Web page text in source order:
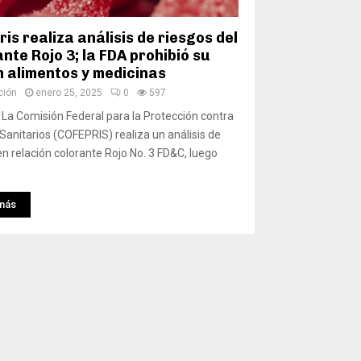
realiza análisis de riesgos del
Rojo 3; la FDA prohibió su
alimentos y medicinas
enero 25, 2025 0 597
La Comisión Federal para la Protección contra
(COFEPRIS) realiza un análisis de
relación colorante Rojo No. 3 FD&C, luego